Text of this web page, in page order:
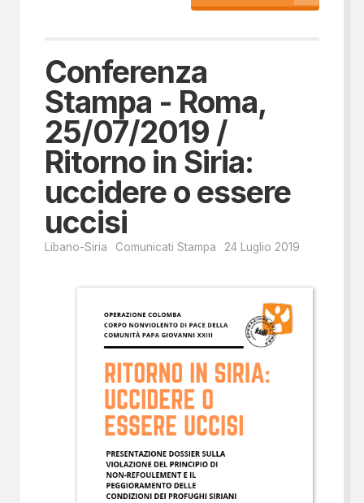
Conferenza
Stampa - Roma,
25/07/2019 /
Ritorno in Siria:
uccidere o essere
uccisi
Libano-Siria Comunicati Stampa 24 Luglio 2019